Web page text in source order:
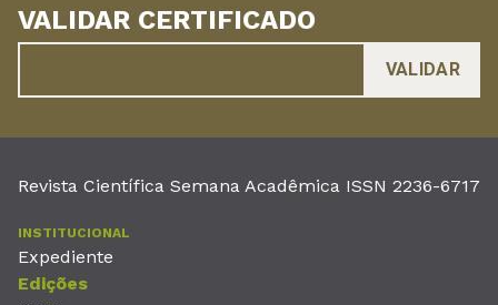
VALIDAR CERTIFICADO
Revista Científica Semana Acadêmica ISSN 2236-6717
INSTITUCIONAL
Expediente
Edições